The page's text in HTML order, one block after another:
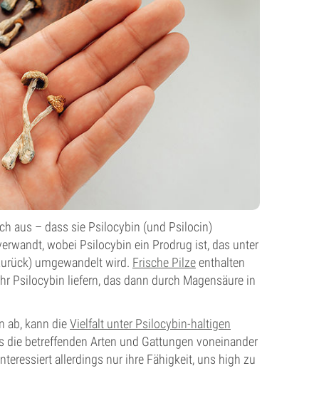
aus – dass sie Psilocybin (und Psilocin)
wobei Psilocybin ein Prodrug ist, das unter
umgewandelt wird. Frische Pilzeenthalten
Psilocybin liefern, das dann durch Magensäure in
ab, kann dieVielfalt unter Psilocybin-haltigen
betreffenden Arten und Gattungen voneinander
allerdings nur ihre Fähigkeit, uns high zu